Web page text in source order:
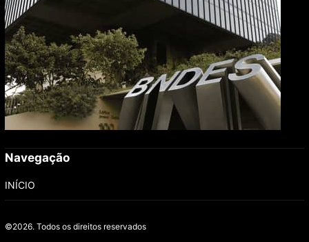
Navegação
INÍCIO
©2026. Todos os direitos reservados